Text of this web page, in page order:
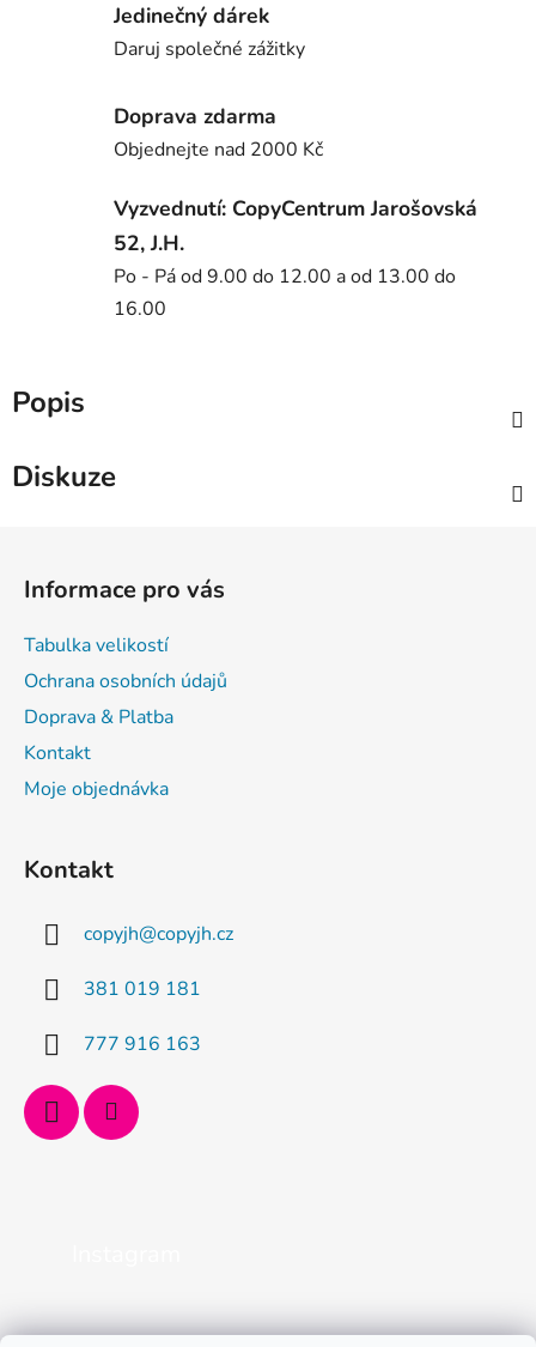
Jedinečný dárek
Daruj společné zážitky
Doprava zdarma
Objednejte nad 2000 Kč
Vyzvednutí: CopyCentrum Jarošovská
52, J.H.
Po - Pá od 9.00 do 12.00 a od 13.00 do
16.00
Popis
Diskuze
Informace pro vás
Tabulka velikostí
Ochrana osobních údajů
Doprava & Platba
Kontakt
Moje objednávka
Kontakt
copyjh@copyjh.cz
381 019 181
777 916 163